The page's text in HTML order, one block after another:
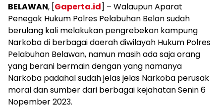
BELAWAN, [Gaperta.id] – Walaupun Aparat
Penegak Hukum Polres Pelabuhan Belan sudah
berulang kali melakukan pengrebekan kampung
Narkoba di berbagai daerah diwilayah Hukum Polres
Pelabuhan Belawan, namun masih ada saja orang
yang berani bermain dengan yang namanya
Narkoba padahal sudah jelas jelas Narkoba perusak
moral dan sumber dari berbagai kejahatan Senin 6
Nopember 2023.